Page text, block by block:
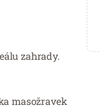
zahrady.
masožravek